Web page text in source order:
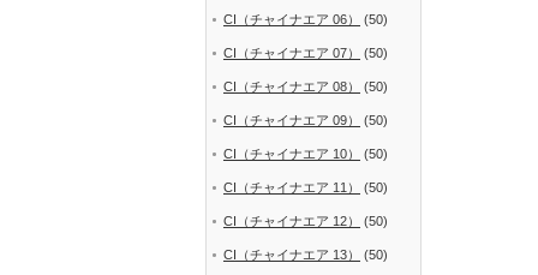
CI（チャイナエア 06） (50)
CI（チャイナエア 07） (50)
CI（チャイナエア 08） (50)
CI（チャイナエア 09） (50)
CI（チャイナエア 10） (50)
CI（チャイナエア 11） (50)
CI（チャイナエア 12） (50)
CI（チャイナエア 13） (50)